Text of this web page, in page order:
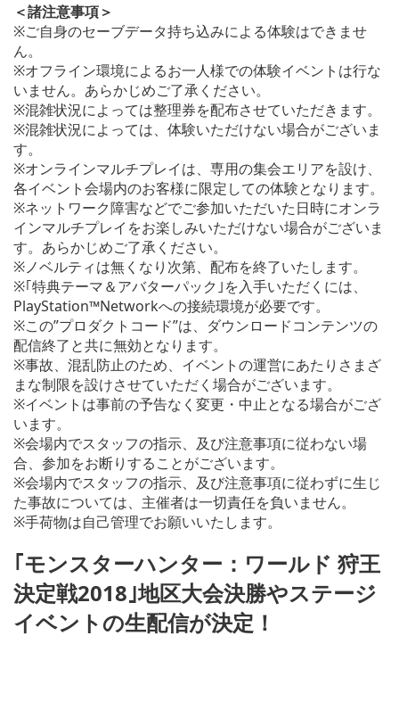
＜諸注意事項＞
※ご自身のセーブデータ持ち込みによる体験はできませ
ん。
※オフライン環境によるお一人様での体験イベントは行な
いません。あらかじめご了承ください。
※混雑状況によっては整理券を配布させていただきます。
※混雑状況によっては、体験いただけない場合がございま
す。
※オンラインマルチプレイは、専用の集会エリアを設け、
各イベント会場内のお客様に限定しての体験となります。
※ネットワーク障害などでご参加いただいた日時にオンラ
インマルチプレイをお楽しみいただけない場合がございま
す。あらかじめご了承ください。
※ノベルティは無くなり次第、配布を終了いたします。
※｢特典テーマ＆アバターパック｣を入手いただくには、
PlayStation™Networkへの接続環境が必要です。
※この”プロダクトコード”は、ダウンロードコンテンツの
配信終了と共に無効となります。
※事故、混乱防止のため、イベントの運営にあたりさまざ
まな制限を設けさせていただく場合がございます。
※イベントは事前の予告なく変更・中止となる場合がござ
います。
※会場内でスタッフの指示、及び注意事項に従わない場
合、参加をお断りすることがございます。
※会場内でスタッフの指示、及び注意事項に従わずに生じ
た事故については、主催者は一切責任を負いません。
※手荷物は自己管理でお願いいたします。
｢モンスターハンター：ワールド 狩王
決定戦2018｣地区大会決勝やステージ
イベントの生配信が決定！